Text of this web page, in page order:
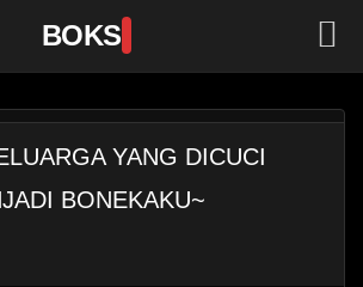
BOKS
YANG DICUCI
BONEKAKU~